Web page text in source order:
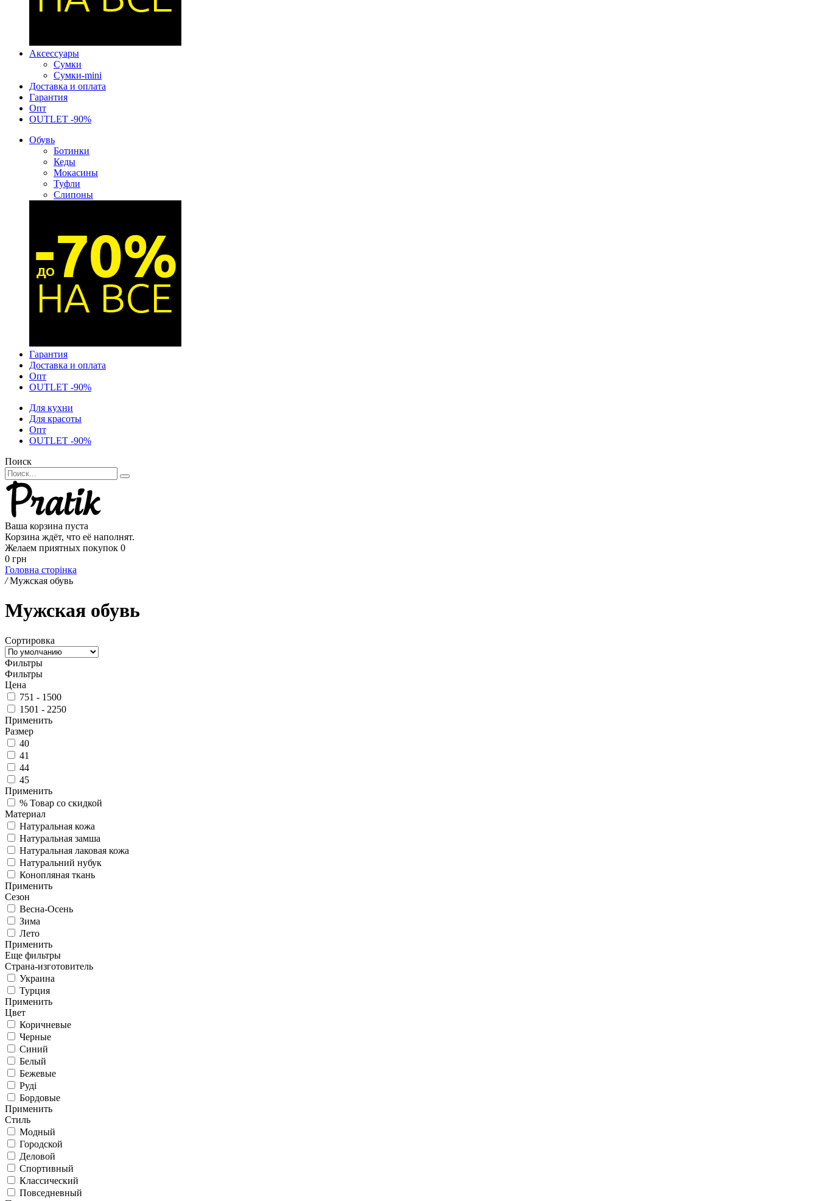
Аксессуары
Сумки
Сумки-mini
Доставка и оплата
Гарантия
Опт
OUTLET -90%
Обувь
Ботинки
Кеды
Мокасины
Туфли
Слипоны
Гарантия
Доставка и оплата
Опт
OUTLET -90%
Для кухни
Для красоты
Опт
OUTLET -90%
Поиск
Ваша корзина пуста
Корзина ждёт, что её наполнят.
Желаем приятных покупок 0
0 грн
Головна сторінка
/ Мужская обувь
Мужская обувь
Сортировка
Фильтры
Фильтры
Цена
751 - 1500
1501 - 2250
Применить
Размер
40
41
44
45
Применить
% Товар со скидкой
Материал
Натуральная кожа
Натуральная замша
Натуральная лаковая кожа
Натуральний нубук
Конопляная ткань
Применить
Сезон
Весна-Осень
Зима
Лето
Применить
Еще фильтры
Страна-изготовитель
Украина
Турция
Применить
Цвет
Коричневые
Черные
Синий
Белый
Бежевые
Руді
Бордовые
Применить
Стиль
Модный
Городской
Деловой
Спортивный
Классический
Повседневный